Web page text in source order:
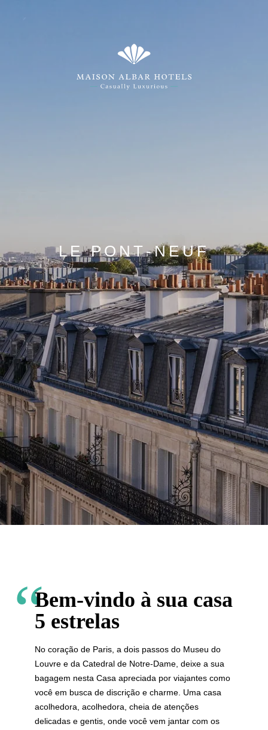
LE PONT-NEUF
Bem-vindo à sua casa
5 estrelas
No coração de Paris, a dois passos do Museu do
Louvre e da Catedral de Notre-Dame, deixe a sua
bagagem nesta Casa apreciada por viajantes como
você em busca de discrição e charme. Uma casa
acolhedora, acolhedora, cheia de atenções
delicadas e gentis, onde você vem jantar com os